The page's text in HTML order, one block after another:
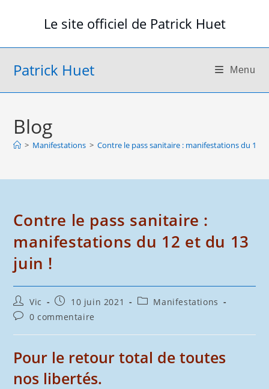
Le site officiel de Patrick Huet
Patrick Huet Menu
Blog
> Manifestations > Contre le pass sanitaire : manifestations du 12
Contre le pass sanitaire :
manifestations du 12 et du 13
juin !
Auteur/autrice
de
la
publication :
Vic
Publication
publiée :
10 juin 2021
PostManifestations
Commentaires
la
publication :
0 commentaire
Pour le retour total de toutes
nos libertés.